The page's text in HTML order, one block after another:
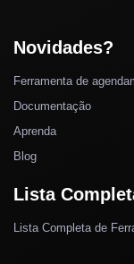
Novidades?
Ferramenta de
Documentação
Aprenda
Blog
Lista
Lista Completa de